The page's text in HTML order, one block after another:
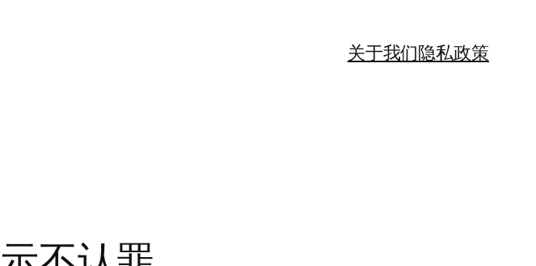
关于我们隐私政策